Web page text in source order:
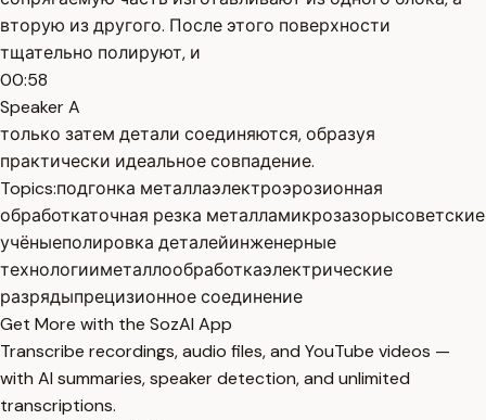
вторую из другого. После этого поверхности
тщательно полируют, и
00:58
Speaker A
только затем детали соединяются, образуя
практически идеальное совпадение.
Topics:подгонка металлаэлектроэрозионная
обработкаточная резка металламикрозазорысоветские
учёныеполировка деталейинженерные
технологииметаллообработкаэлектрические
разрядыпрецизионное соединение
Get More with the SozAI App
Transcribe recordings, audio files, and YouTube videos —
with AI summaries, speaker detection, and unlimited
transcriptions.